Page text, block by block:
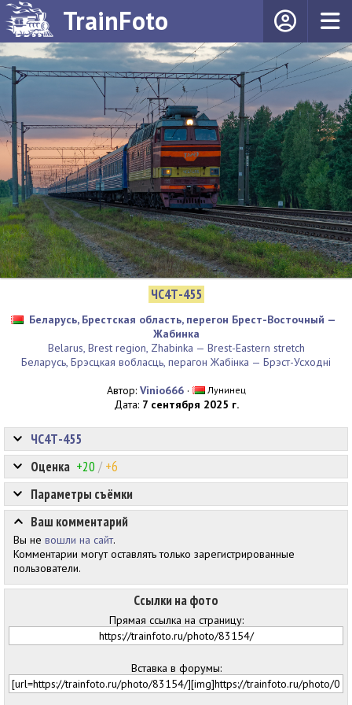
TrainFoto
ЧС4Т-455
Беларусь, Брестская область, перегон Брест-Восточный —
Жабинка
Belarus, Brest region, Zhabinka — Brest-Eastern stretch
Беларусь, Брэсцкая вобласць, перагон Жабінка — Брэст-Усходні
Автор: Vinio666· Лунинец
Дата: 7 сентября 2025 г.
Оценка +20 / +6
Ссылки на фото
Прямая ссылка на страницу:
Вставка в форумы:
ЧС4Т-455
Параметры съёмки
Ваш комментарий
Вы не вошли на сайт.
Комментарии могут оставлять только зарегистрированные
пользователи.